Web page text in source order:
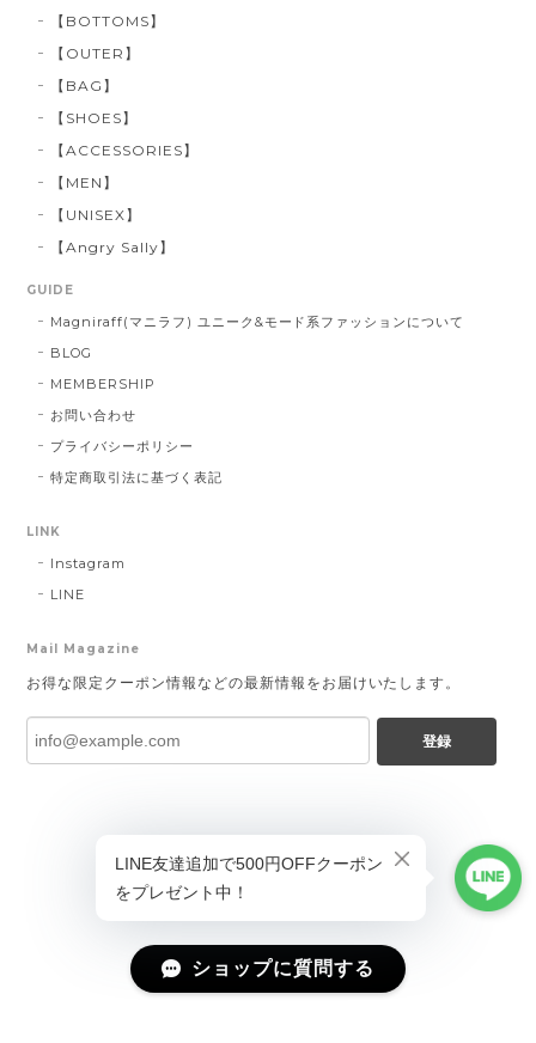
【BOTTOMS】
【OUTER】
【BAG】
【SHOES】
【ACCESSORIES】
【MEN】
【UNISEX】
【Angry Sally】
GUIDE
Magniraff(マニラフ) ユニーク&モード系ファッションについて
BLOG
MEMBERSHIP
お問い合わせ
プライバシーポリシー
特定商取引法に基づく表記
LINK
Instagram
LINE
Mail Magazine
お得な限定クーポン情報などの最新情報をお届けいたします。
登録
ショップに質問する